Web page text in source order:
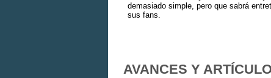
demasiado simple, pero que sabrá
sus fans.
AVANCES Y